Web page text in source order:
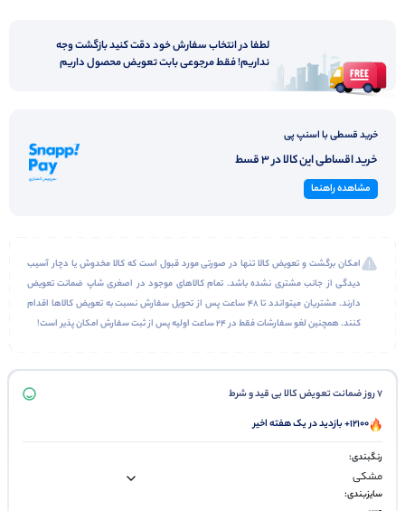
لطفا در انتخاب سفارش خود دقت کنید بازگشت وجه
نداریم! فقط مرجوعی بابت تعویض محصول داریم
خرید قسطی با اسنپ پی
خرید اقساطی این کالا در 3 قسط
مشاهده راهنما
امکان برگشت و تعویض کالا تنها در صورتی مورد قبول است که کالا مخدوش یا دچار آسیب
دیدگی از جانب مشتری نشده باشد. تمام کالاهای موجود در اصغری شاپ ضمانت تعویض
دارند. مشتریان میتواندد تا 48 ساعت پس از تحویل سفارش نسبت به تعویض کالاها اقدام
کنند. همچنین لغو سفارشات فقط در 24 ساعت اولیه پس از ثبت سفارش امکان پذیر است!
7 روز ضمانت تعویض کالا بی قید و شرط
12100+ بازدید در یک هفته اخیر
رنگبندی:
سایزبندی: